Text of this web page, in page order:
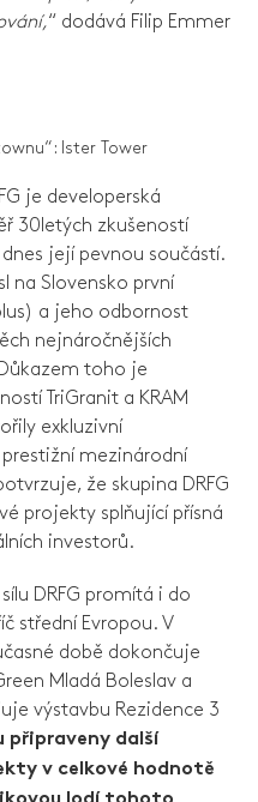
“ dodává Filip Emmer
Ister Tower
je developerská
30letých zkušeností
její pevnou součástí.
na Slovensko první
a jeho odbornost
nejnáročnějších
toho je
TriGranit a KRAM
exkluzivní
mezinárodní
že skupina DRFG
projekty splňující přísná
investorů.
DRFG promítá i do
střední Evropou. V
době dokončuje
Mladá Boleslav a
výstavbu Rezidence 3
připraveny další
v celkové hodnotě